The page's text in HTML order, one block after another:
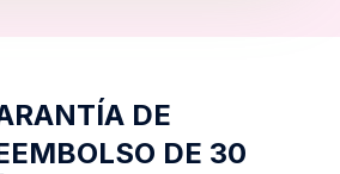
DE
DE 30